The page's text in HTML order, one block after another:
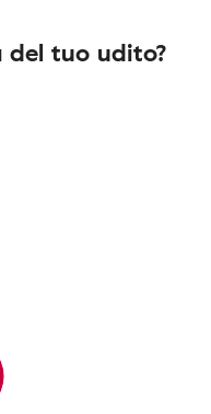
tuo udito?